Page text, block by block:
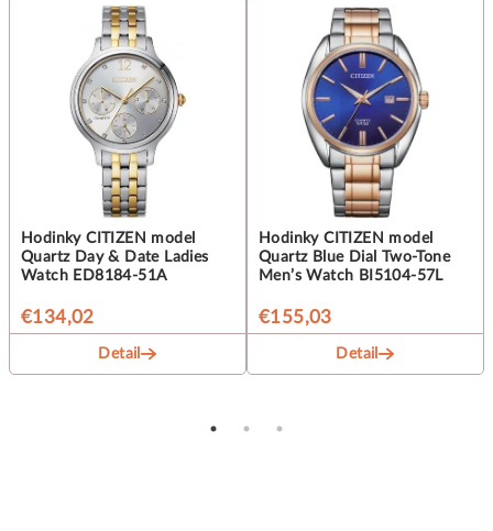
Hodinky CITIZEN model
Quartz Day & Date Ladies
Watch ED8184-51A
€134,02
Detail
Hodinky CITIZEN model
Quartz Blue Dial Two-Tone
Men’s Watch BI5104-57L
€155,03
Detail